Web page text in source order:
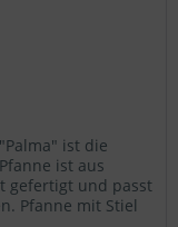
ist die
ist aus
gefertigt und passt
Pfanne mit Stiel